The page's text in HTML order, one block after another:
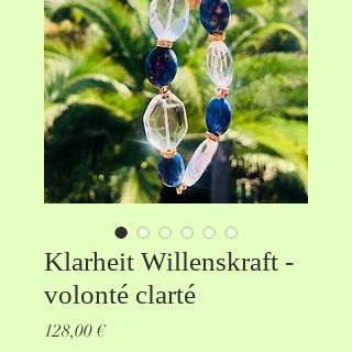
Klarheit Willenskraft -
volonté clarté
128,00 €Prix